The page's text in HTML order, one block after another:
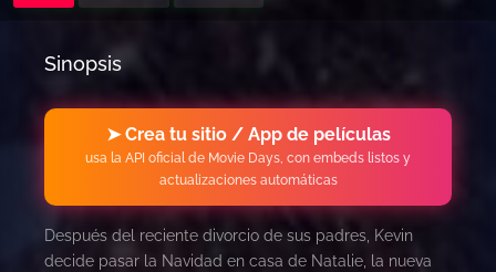
Sinopsis
➤ Crea tu sitio / App de películas
usa la API oficial de Movie Days, con embeds listos y
actualizaciones automáticas
Después del reciente divorcio de sus padres, Kevin
decide pasar la Navidad en casa de Natalie, la nueva